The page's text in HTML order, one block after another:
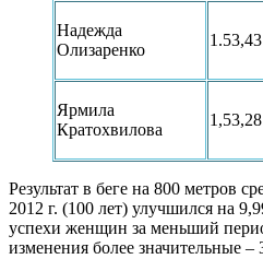
Надежда
Олизаренко
1.53,43
Ярмила
Кратохвилова
1,53,28
Результат в беге на 800 метров
2012 г. (100 лет) улучшился на
успехи женщин за меньший
изменения более значительные –